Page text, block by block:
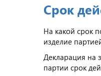
Срок
На какой срок
изделие
Декларация на
партии срок